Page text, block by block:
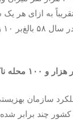
به ازای هر
سازمان
چند برابر